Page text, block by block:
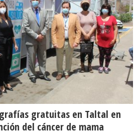
gratuitas en Taltal en
del cáncer de mama